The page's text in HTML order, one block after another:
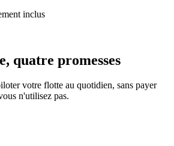
inclus
quatre promesses
votre flotte au quotidien, sans payer
n'utilisez pas.